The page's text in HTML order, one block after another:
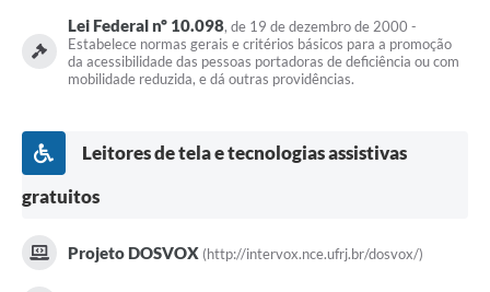
Lei Federal nº 10.098, de 19 de dezembro de 2000 -
Estabelece normas gerais e critérios básicos para a promoção
da acessibilidade das pessoas portadoras de deficiência ou com
mobilidade reduzida, e dá outras providências.
Leitores de tela e tecnologias assistivas
gratuitos
Projeto DOSVOX (http://intervox.nce.ufrj.br/dosvox/)